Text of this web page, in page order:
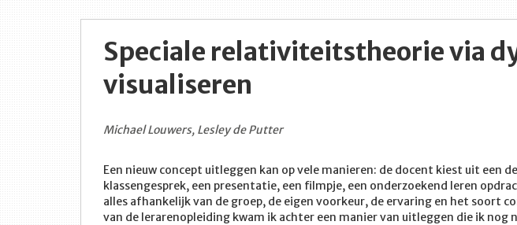
Speciale relativiteitstheorie via
visualiseren
Michael Louwers, Lesley de Putter
Een nieuw concept uitleggen kan op vele manieren: de docent kiest uit een
klassengesprek, een presentatie, een filmpje, een onderzoekend leren
alles afhankelijk van de groep, de eigen voorkeur, de ervaring en het soort
van de lerarenopleiding kwam ik achter een manier van uitleggen die ik nog